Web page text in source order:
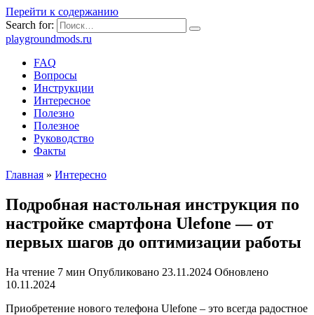
Перейти к содержанию
Search for:
playgroundmods.ru
FAQ
Вопросы
Инструкции
Интересное
Полезно
Полезное
Руководство
Факты
Главная » Интересно
Подробная настольная инструкция по
настройке смартфона Ulefone — от
первых шагов до оптимизации работы
На чтение 7 мин Опубликовано 23.11.2024 Обновлено
10.11.2024
Приобретение нового телефона Ulefone – это всегда радостное